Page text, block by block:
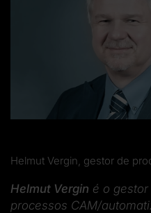
Helmut Vergin, gestor de
Helmut Vergin é o
processos CAM/